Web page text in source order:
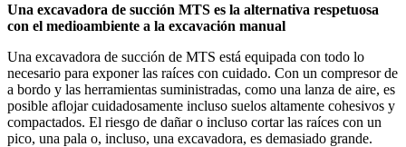
Una excavadora de succión MTS es la alternativa respetuosa
con el medioambiente a la excavación manual
Una excavadora de succión de MTS está equipada con todo lo
necesario para exponer las raíces con cuidado. Con un compresor de
a bordo y las herramientas suministradas, como una lanza de aire, es
posible aflojar cuidadosamente incluso suelos altamente cohesivos y
compactados. El riesgo de dañar o incluso cortar las raíces con un
pico, una pala o, incluso, una excavadora, es demasiado grande.